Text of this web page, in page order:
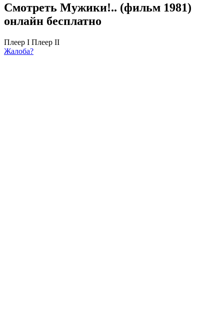
Смотреть Мужики!.. (фильм 1981)
онлайн бесплатно
Плеер I Плеер II
Жалоба?